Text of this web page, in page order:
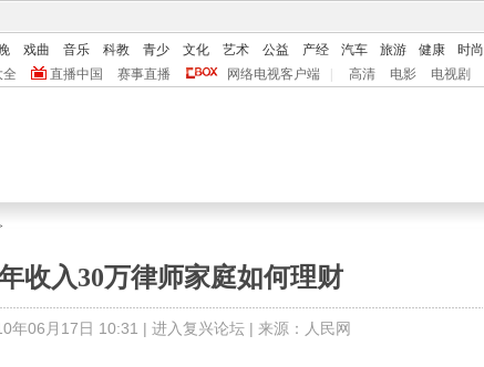
戏曲 音乐 科教 青少 文化 艺术 公益 产经 汽车 旅游 健康 时尚
全 直播中国 赛事直播 网络电视客户端 高清 电影 电视剧
收入30万律师家庭如何理财
年06月17日 10:31 | 进入复兴论坛| 来源：人民网